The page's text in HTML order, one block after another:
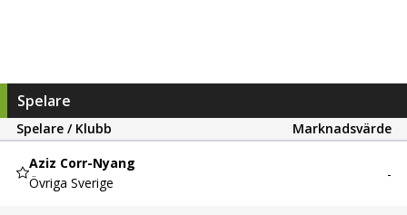
Spelare
Spelare / Klubb
Marknadsvärde
Aziz Corr-Nyang
Övriga Sverige
-